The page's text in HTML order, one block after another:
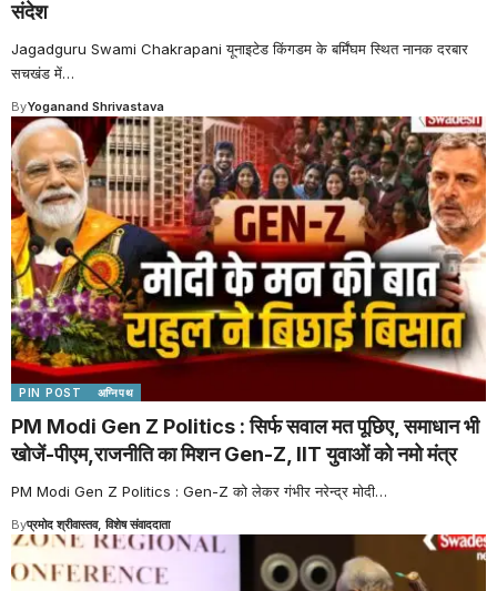
संदेश
Jagadguru Swami Chakrapani यूनाइटेड किंगडम के बर्मिंघम स्थित नानक दरबार
सचखंड में…
ByYoganand Shrivastava
PIN POST अग्निपथ
PM Modi Gen Z Politics : सिर्फ सवाल मत पूछिए, समाधान भी
खोजें-पीएम,राजनीति का मिशन Gen-Z, IIT युवाओं को नमो मंत्र
PM Modi Gen Z Politics : Gen-Z को लेकर गंभीर नरेन्द्र मोदी…
Byप्रमोद श्रीवास्तव, विशेष संवाददाता